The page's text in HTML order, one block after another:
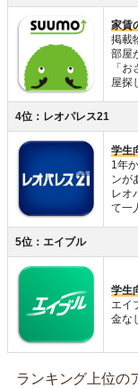
家賃
掲載
部屋
「
屋探
4位：レオパレス21
学生
1年
ンが
レオ
て一
5位：エイブル
学生
エイ
金な
ランキング上位の